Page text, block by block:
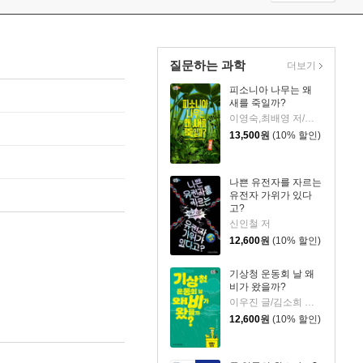
질문하는 과학
피소니아 나무는 왜
새를 죽일까?
이영숙,최배영 저/나오미양 그림
13,500원 (10% 할인)
나쁜 유전자를 자르는
유전자 가위가 있다
고?
신인철 저
12,600원 (10% 할인)
기상청 운동회 날 왜
비가 왔을까?
이우진 글/김소희 그림
12,600원 (10% 할인)
더보기